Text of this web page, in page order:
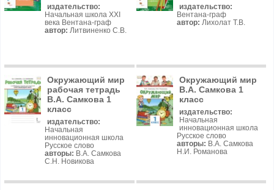
издательство:
Начальная школа XXI
века Вентана-граф
автор: Литвиненко С.В.
издательство:
Вентана-граф
автор: Лихолат Т.В.
Окружающий мир
рабочая тетрадь
В.А. Самкова 1
класс
издательство:
Начальная
инновационная школа
Русское слово
авторы: В.А. Самкова
С.Н. Новикова
Окружающий мир
В.А. Самкова 1
класс
издательство:
Начальная
инновационная школа
Русское слово
авторы: В.А. Самкова
Н.И. Романова